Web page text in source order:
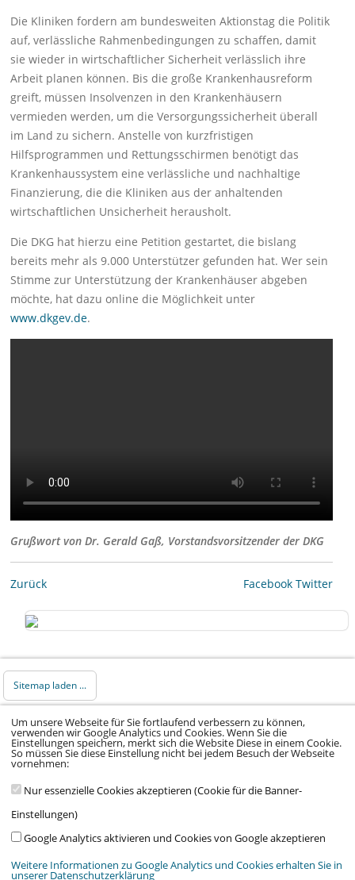
Die Kliniken fordern am bundesweiten Aktionstag die Politik
auf, verlässliche Rahmenbedingungen zu schaffen, damit
sie wieder in wirtschaftlicher Sicherheit verlässlich ihre
Arbeit planen können. Bis die große Krankenhausreform
greift, müssen Insolvenzen in den Krankenhäusern
vermieden werden, um die Versorgungssicherheit überall
im Land zu sichern. Anstelle von kurzfristigen
Hilfsprogrammen und Rettungsschirmen benötigt das
Krankenhaussystem eine verlässliche und nachhaltige
Finanzierung, die die Kliniken aus der anhaltenden
wirtschaftlichen Unsicherheit herausholt.
Die DKG hat hierzu eine Petition gestartet, die bislang
bereits mehr als 9.000 Unterstützer gefunden hat. Wer sein
Stimme zur Unterstützung der Krankenhäuser abgeben
möchte, hat dazu online die Möglichkeit unter
www.dkgev.de.
Grußwort von Dr. Gerald Gaß, Vorstandsvorsitzender der DKG
Zurück Facebook Twitter
Sitemap laden ...
© 2026 Klinikum Würzburg Mitte gGmbH •
Impressum•Datenschutz• Datenschutz Social
Media•Kontakt
Wir arbeiten im Auftrag von:Stiftung Juliusspital Würzburg
Um unsere Webseite für Sie fortlaufend verbessern zu können,
verwenden wir Google Analytics und Cookies. Wenn Sie die
Einstellungen speichern, merkt sich die Website Diese in einem Cookie.
So müssen Sie diese Einstellung nicht bei jedem Besuch der Webseite
vornehmen:
Nur essenzielle Cookies akzeptieren (Cookie für die Banner-
Einstellungen)
Google Analytics aktivieren und Cookies von Google akzeptieren
Weitere Informationen zu Google Analytics und Cookies erhalten Sie in
unserer Datenschutzerklärung